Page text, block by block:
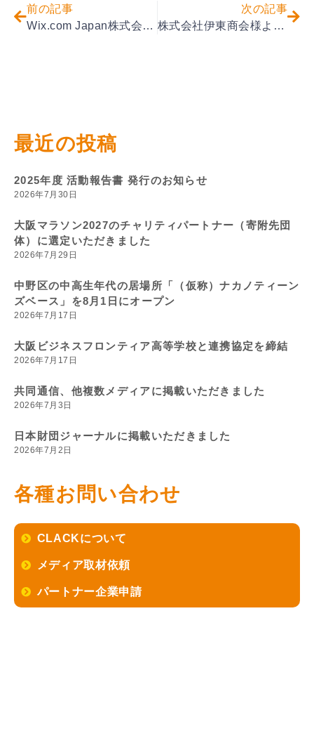
前の記事
Wix.com Japan株式会社様より使用済みPCをご寄贈いただきました
次の記事
株式会社伊東商会様より使用済みPCをご寄贈いただきました
最近の投稿
2025年度 活動報告書 発行のお知らせ
2026年7月30日
大阪マラソン2027のチャリティパートナー（寄附先団
体）に選定いただきました
2026年7月29日
中野区の中高生年代の居場所「（仮称）ナカノティーン
ズベース」を8月1日にオープン
2026年7月17日
大阪ビジネスフロンティア高等学校と連携協定を締結
2026年7月17日
共同通信、他複数メディアに掲載いただきました
2026年7月3日
日本財団ジャーナルに掲載いただきました
2026年7月2日
各種お問い合わせ
CLACKについて
メディア取材依頼
パートナー企業申請